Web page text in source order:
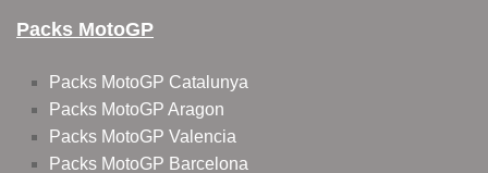
Packs MotoGP
Packs MotoGP Catalunya
Packs MotoGP Aragon
Packs MotoGP Valencia
Packs MotoGP Barcelona